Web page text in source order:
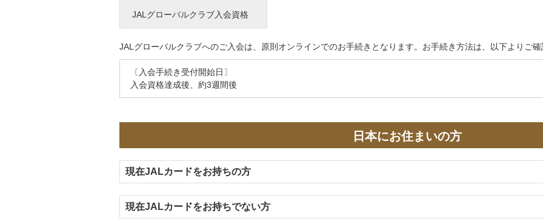
JALグローバルクラブ入会資格
JALグローバルクラブへのご入会は、原則オンラインでのお手続きとなります。お手続き方法は、以下よりご
〔入会手続き受付開始日〕
入会資格達成後、約3週間後
日本にお住まいの方
現在JALカードをお持ちの方
現在JALカードをお持ちでない方